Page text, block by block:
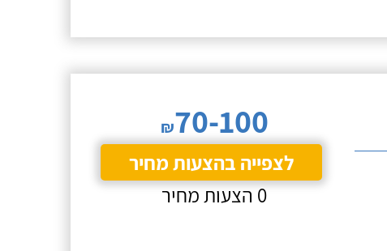
₪70-100
לצפייה בהצעות מחיר
0 הצעות מחיר